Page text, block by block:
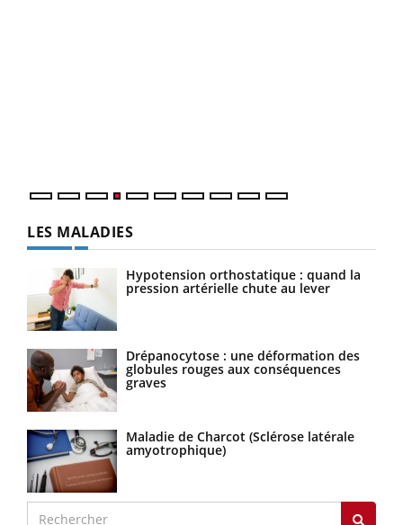
LES MALADIES
Hypotension orthostatique : quand la
pression artérielle chute au lever
Drépanocytose : une déformation des
globules rouges aux conséquences
graves
Maladie de Charcot (Sclérose latérale
amyotrophique)